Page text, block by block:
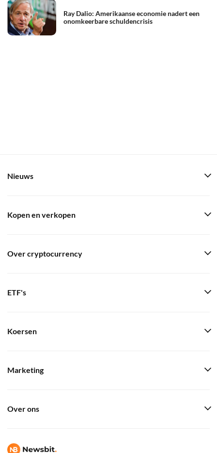
Ray Dalio: Amerikaanse economie nadert een
onomkeerbare schuldencrisis
Nieuws
Kopen en verkopen
Over cryptocurrency
ETF's
Koersen
Marketing
Over ons